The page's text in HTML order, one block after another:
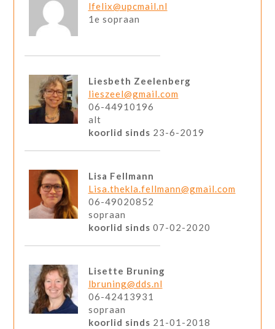
lfelix@upcmail.nl
1e sopraan
Liesbeth Zeelenberg
lieszeel@gmail.com
06-44910196
alt
koorlid sinds 23-6-2019
Lisa Fellmann
Lisa.thekla.fellmann@gmail.com
06-49020852
sopraan
koorlid sinds 07-02-2020
Lisette Bruning
lbruning@dds.nl
06-42413931
sopraan
koorlid sinds 21-01-2018